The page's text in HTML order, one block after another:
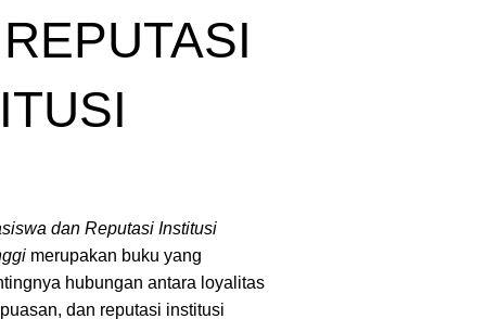
dan Reputasi Institusi
merupakan buku yang
hubungan antara loyalitas
dan reputasi institusi